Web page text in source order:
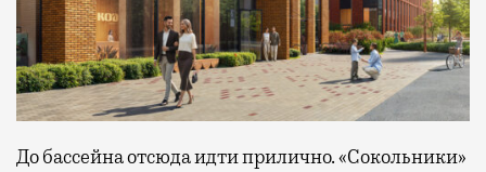
До бассейна отсюда идти прилично. «Сокольники»